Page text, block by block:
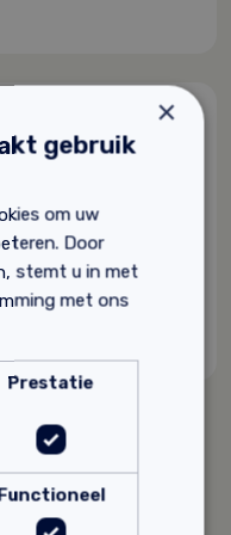
dit product?
sheet
×
gebruik
om uw
Door
stemt u in met
met ons
Prestatie